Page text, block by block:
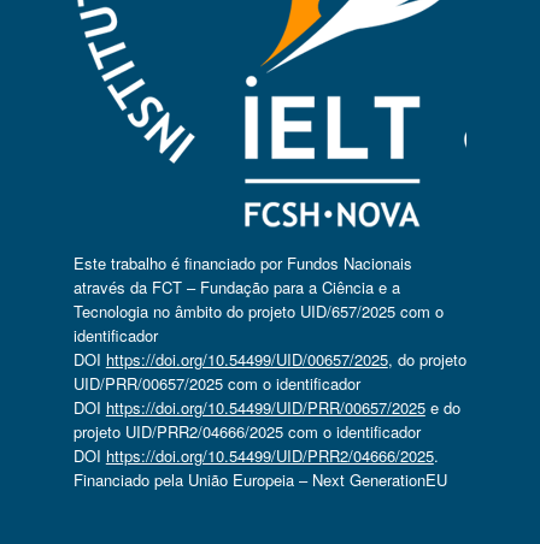
Este trabalho é financiado por Fundos Nacionais
através da FCT – Fundação para a Ciência e a
Tecnologia no âmbito do projeto UID/657/2025 com o
identificador
DOI https://doi.org/10.54499/UID/00657/2025, do projeto
UID/PRR/00657/2025 com o identificador
DOI https://doi.org/10.54499/UID/PRR/00657/2025e do
projeto UID/PRR2/04666/2025 com o identificador
DOI https://doi.org/10.54499/UID/PRR2/04666/2025.
Financiado pela União Europeia – Next GenerationEU